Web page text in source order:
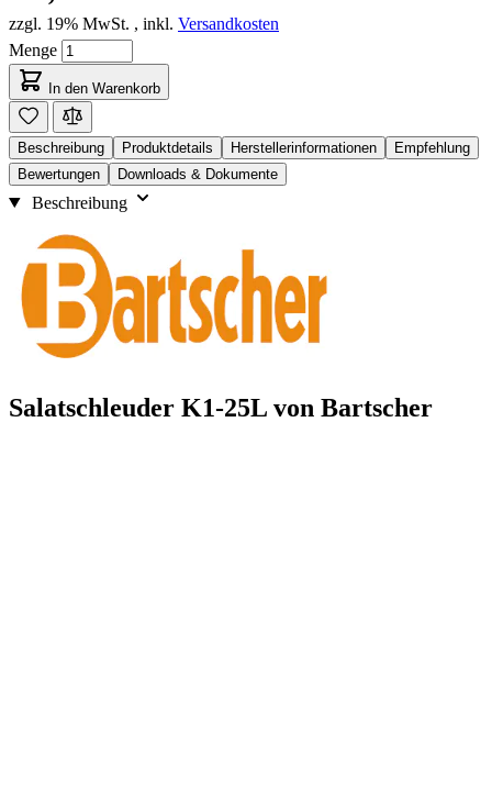
zzgl. 19% MwSt. , inkl. Versandkosten
Menge
In den Warenkorb
Beschreibung Produktdetails Herstellerinformationen
Empfehlung
Bewertungen
Downloads & Dokumente
Beschreibung
Salatschleuder K1-25L von Bartscher